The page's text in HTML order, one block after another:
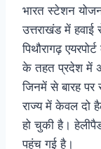
भारत स्टेशन
उत्तराखंड में
पिथौरागढ़
के तहत प्रदेश में
जिनमें से बारह पर
राज्य में केवल दो
हो चुकी है।
पहुंच गई है।